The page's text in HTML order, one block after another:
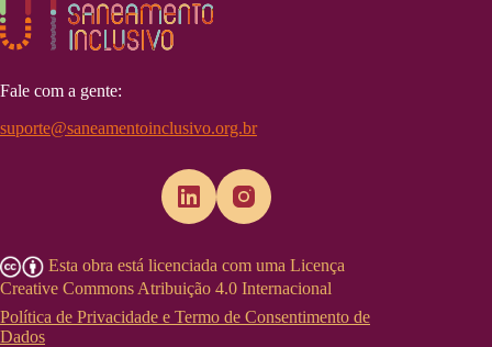
Fale com a gente:
suporte@saneamentoinclusivo.org.br
Esta obra está licenciada com uma Licença
Creative Commons Atribuição 4.0 Internacional
Política de Privacidade e Termo de Consentimento de
Dados